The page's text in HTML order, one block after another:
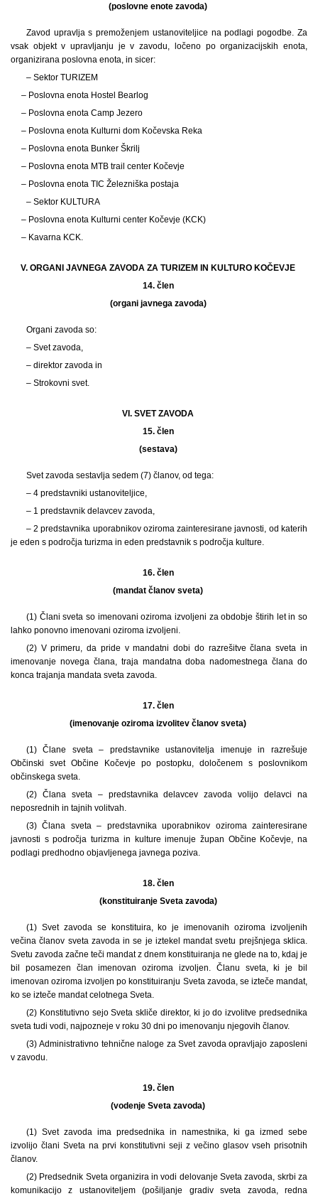
(poslovne enote zavoda)
Zavod upravlja s premoženjem ustanoviteljice na podlagi pogodbe. Za
vsak objekt v upravljanju je v zavodu, ločeno po organizacijskih enota,
organizirana poslovna enota, in sicer:
– Sektor TURIZEM
– Poslovna enota Hostel Bearlog
– Poslovna enota Camp Jezero
– Poslovna enota Kulturni dom Kočevska Reka
– Poslovna enota Bunker Škrilj
– Poslovna enota MTB trail center Kočevje
– Poslovna enota TIC Železniška postaja
– Sektor KULTURA
– Poslovna enota Kulturni center Kočevje (KCK)
– Kavarna KCK.
V. ORGANI JAVNEGA ZAVODA ZA TURIZEM IN KULTURO KOČEVJE
14. člen
(organi javnega zavoda)
Organi zavoda so:
– Svet zavoda,
– direktor zavoda in
– Strokovni svet.
VI. SVET ZAVODA
15. člen
(sestava)
Svet zavoda sestavlja sedem (7) članov, od tega:
– 4 predstavniki ustanoviteljice,
– 1 predstavnik delavcev zavoda,
– 2 predstavnika uporabnikov oziroma zainteresirane javnosti, od katerih
je eden s področja turizma in eden predstavnik s področja kulture.
16. člen
(mandat članov sveta)
(1) Člani sveta so imenovani oziroma izvoljeni za obdobje štirih let in so
lahko ponovno imenovani oziroma izvoljeni.
(2) V primeru, da pride v mandatni dobi do razrešitve člana sveta in
imenovanje novega člana, traja mandatna doba nadomestnega člana do
konca trajanja mandata sveta zavoda.
17. člen
(imenovanje oziroma izvolitev članov sveta)
(1) Člane sveta – predstavnike ustanovitelja imenuje in razrešuje
Občinski svet Občine Kočevje po postopku, določenem s poslovnikom
občinskega sveta.
(2) Člana sveta – predstavnika delavcev zavoda volijo delavci na
neposrednih in tajnih volitvah.
(3) Člana sveta – predstavnika uporabnikov oziroma zainteresirane
javnosti s področja turizma in kulture imenuje župan Občine Kočevje, na
podlagi predhodno objavljenega javnega poziva.
18. člen
(konstituiranje Sveta zavoda)
(1) Svet zavoda se konstituira, ko je imenovanih oziroma izvoljenih
večina članov sveta zavoda in se je iztekel mandat svetu prejšnjega sklica.
Svetu zavoda začne teči mandat z dnem konstituiranja ne glede na to, kdaj je
bil posamezen član imenovan oziroma izvoljen. Članu sveta, ki je bil
imenovan oziroma izvoljen po konstituiranju Sveta zavoda, se izteče mandat,
ko se izteče mandat celotnega Sveta.
(2) Konstitutivno sejo Sveta skliče direktor, ki jo do izvolitve predsednika
sveta tudi vodi, najpozneje v roku 30 dni po imenovanju njegovih članov.
(3) Administrativno tehnične naloge za Svet zavoda opravljajo zaposleni
v zavodu.
19. člen
(vodenje Sveta zavoda)
(1) Svet zavoda ima predsednika in namestnika, ki ga izmed sebe
izvolijo člani Sveta na prvi konstitutivni seji z večino glasov vseh prisotnih
članov.
(2) Predsednik Sveta organizira in vodi delovanje Sveta zavoda, skrbi za
komunikacijo z ustanoviteljem (pošiljanje gradiv sveta zavoda, redna